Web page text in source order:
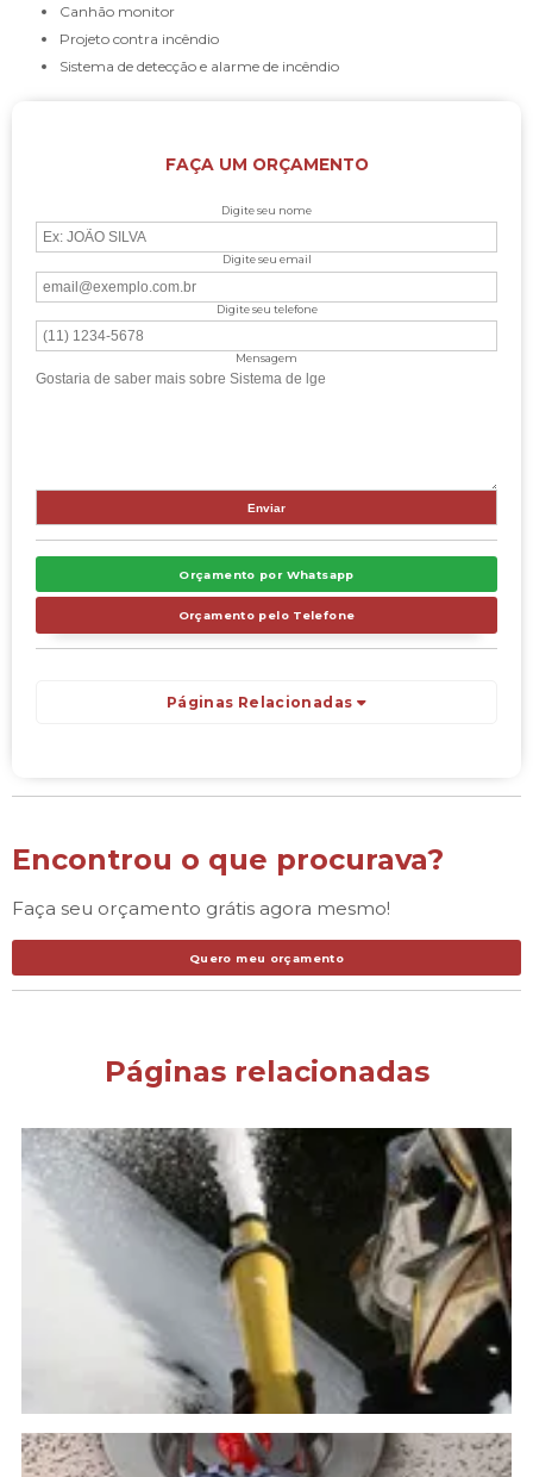
canhão monitor
projeto contra incêndio
sistema de detecção e alarme de incêndio
FAÇA UM ORÇAMENTO
Digite seu nome
Digite seu email
Digite seu telefone
Mensagem
Orçamento por Whatsapp
Orçamento pelo Telefone
Páginas Relacionadas
Encontrou o que procurava?
Faça seu orçamento grátis agora mesmo!
Quero meu orçamento
Páginas relacionadas